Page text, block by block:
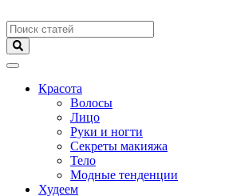
Меню
Красота
Волосы
Лицо
Руки и ногти
Секреты макияжа
Тело
Модные тенденции
Худеем